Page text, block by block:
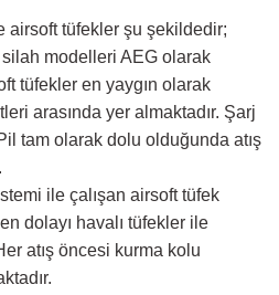
airsoft tüfekler şu şekildedir;
modelleri AEG olarak
tüfekler en yaygın olarak
arasında yer almaktadır. Şarj
tam olarak dolu olduğunda atış
ile çalışan airsoft tüfek
dolayı havalı tüfekler ile
atış öncesi kurma kolu